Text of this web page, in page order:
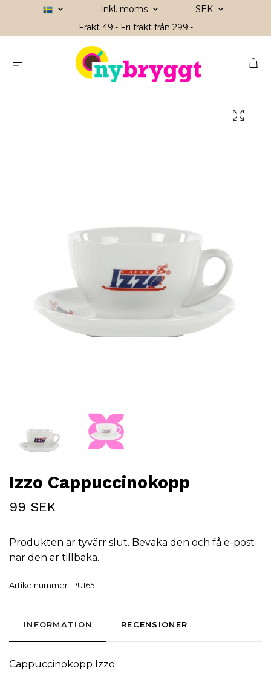
Inkl. moms
SEK
Frakt 49:- Fri frakt från 299:-
Izzo Cappuccinokopp
99 SEK
Produkten är tyvärr slut. Bevaka den och få e-post
när den är tillbaka.
Artikelnummer: PU165
INFORMATION RECENSIONER
Cappuccinokopp Izzo